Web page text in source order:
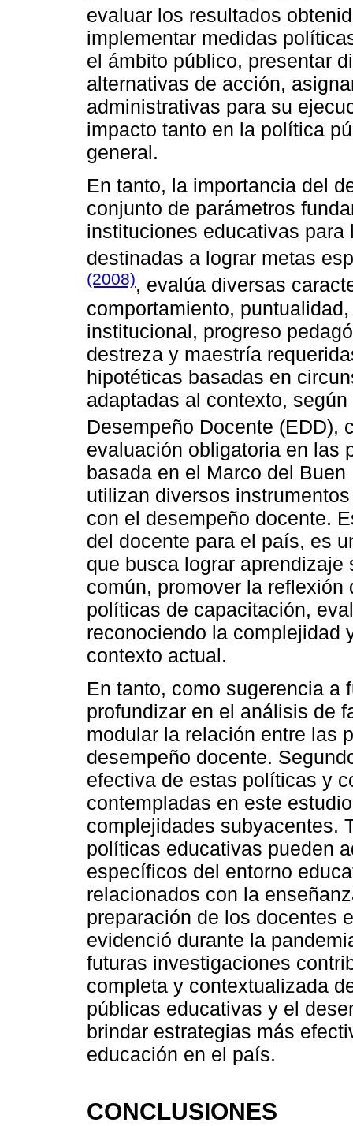
evaluar los resultados
implementar medidas
el ámbito público, presentar
alternativas de acción,
administrativas para su
impacto tanto en la política
general.
En tanto, la importancia del
conjunto de parámetros
instituciones educativas
destinadas a lograr metas
(2008), evalúa diversas
comportamiento,
institucional, progreso
destreza y maestría
hipotéticas basadas en
adaptadas al contexto,
Desempeño Docente (EDD),
evaluación obligatoria en las
basada en el Marco del
utilizan diversos
con el desempeño docente.
del docente para el país, es
que busca lograr
común, promover la
políticas de capacitación,
reconociendo la complejidad
contexto actual.
En tanto, como sugerencia a
profundizar en el análisis de
modular la relación entre las
desempeño docente.
efectiva de estas políticas y
contempladas en este
complejidades subyacentes.
políticas educativas pueden
específicos del entorno
relacionados con la
preparación de los docentes
evidenció durante la
futuras investigaciones
completa y contextualizada
públicas educativas y el
brindar estrategias más
educación en el país.
CONCLUSIONES